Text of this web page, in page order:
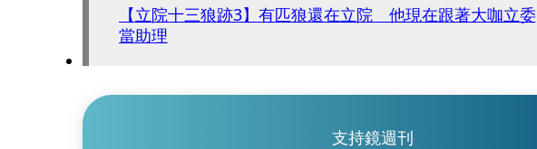
【立院十三狼跡3】有匹狼還在立院 他現在跟著大咖立委
當助理
支持鏡週刊